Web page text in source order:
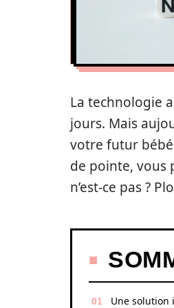
La technologie
jours. Mais
votre futur
de pointe, vous
n’est-ce pas ?
Une solution